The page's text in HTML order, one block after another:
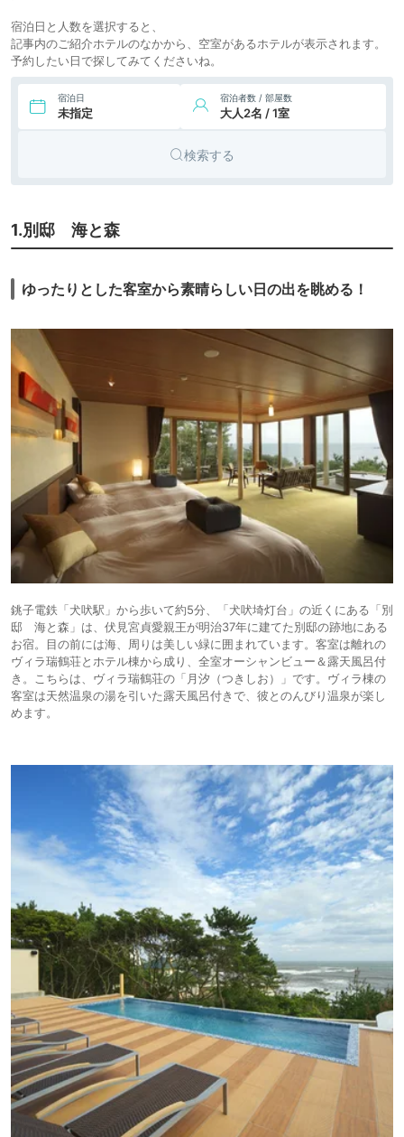
8.南房総 勝浦 翠海 楽天トラベル
9.旬彩の宿 緑水亭 旅館
10.安房温泉 紀伊乃国
30,700円〜
旅館
12.房総鴨川温泉 是空
-ZEKUU-
icotto 楽天トラベル
13.鴨川館
16,500円〜
14. 鴨川温泉 璃庵 楽天トラベル
15.天津小湊温泉 城崎
の源泉の湯 宿中屋
38,000円〜
icotto 楽天トラベル 旅館
Dogサバトリーの
ある宿 ご・遊庭
icotto 楽天トラベル
旅館
宿泊日と人数を選択すると、
記事内のご紹介ホテルのなかから、空室があるホテルが表示されます。
予約したい日で探してみてくださいね。
宿泊日
未指定
宿泊者数 / 部屋数
大人2名 / 1室
検索する
1.別邸 海と森
ゆったりとした客室から素晴らしい日の出を眺める！
銚子電鉄「犬吠駅」から歩いて約5分、「犬吠埼灯台」の近くにある「別
邸 海と森」は、伏見宮貞愛親王が明治37年に建てた別邸の跡地にある
お宿。目の前には海、周りは美しい緑に囲まれています。客室は離れの
ヴィラ瑞鶴荘とホテル棟から成り、全室オーシャンビュー＆露天風呂付
き。こちらは、ヴィラ瑞鶴荘の「月汐（つきしお）」です。ヴィラ棟の
客室は天然温泉の湯を引いた露天風呂付きで、彼とのんびり温泉が楽し
めます。